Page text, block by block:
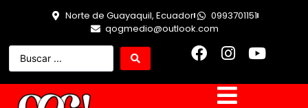
Norte de Guayaquil, Ecuador
0993701151
qogmedio@outlook.com